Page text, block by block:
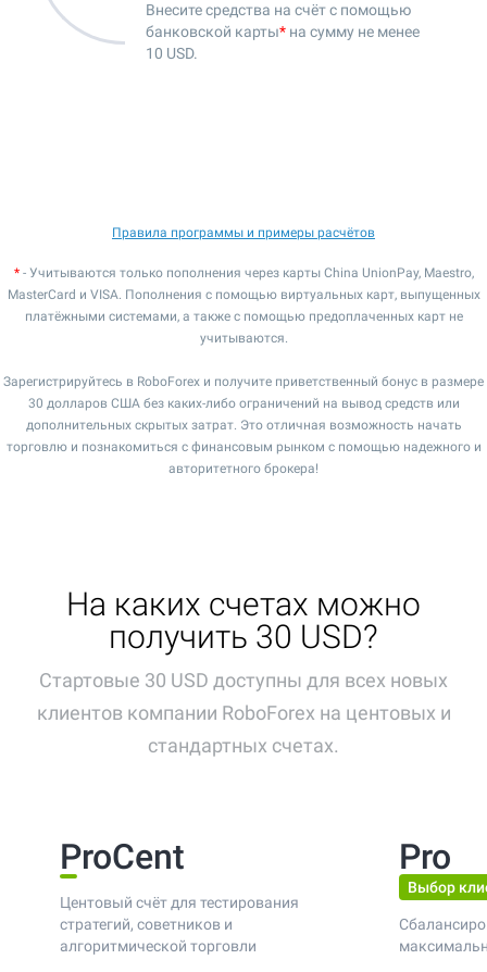
Внесите средства на счёт с помощью
банковской карты* на сумму не менее
10 USD.
Правила программы и примеры расчётов
*- Учитываются только пополнения через карты China UnionPay, Maestro,
MasterCard и VISA. Пополнения с помощью виртуальных карт, выпущенных
платёжными системами, а также с помощью предоплаченных карт не
учитываются.
Зарегистрируйтесь в RoboForex и получите приветственный бонус в размере
30 долларов США без каких-либо ограничений на вывод средств или
дополнительных скрытых затрат. Это отличная возможность начать
торговлю и познакомиться с финансовым рынком с помощью надежного и
авторитетного брокера!
На каких счетах можно
получить 30 USD?
Стартовые 30 USD доступны для всех новых
клиентов компании RoboForex на центовых и
стандартных счетах.
ProCent
Центовый счёт для тестирования
стратегий, советников и
алгоритмической торговли
Pro
Выбор